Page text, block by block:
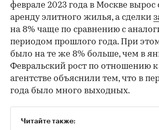
феврале 2023 года в Москве вырос
аренду элитного жилья, а сделки
на 8% чаще по сравнению с
периодом прошлого года. При
было на те же 8% больше, чем в
Февральский рост по отношению
агентстве объяснили тем, что в
года было много выходных.
Читайте также: